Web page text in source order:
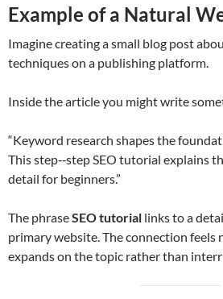
Example of a Natural
Imagine creating a small blog post
techniques on a publishing platform.
Inside the article you might write
“Keyword research shapes the
This step‑‑step SEO tutorial explains
detail for beginners.”
The phraseSEO tutorial links to a
primary website. The connection feels
expands on the topic rather than